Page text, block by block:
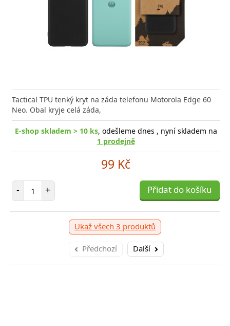
Tactical TPU tenký kryt na záda telefonu Motorola Edge 60
Neo. Obal kryje celá záda,
E-shop skladem > 10 ks, odešleme dnes , nyní skladem na
1 prodejně
99 Kč
- Počet položek
+ Přidat do košíku
Ukaž všech 3 produktů
Předchozí Další
efektivní nabíjení kdykoliv potřebujete Baseus
Nabíječka pro všechna
, odešleme zítra
položek Přidat do košíku
Rychlá
-